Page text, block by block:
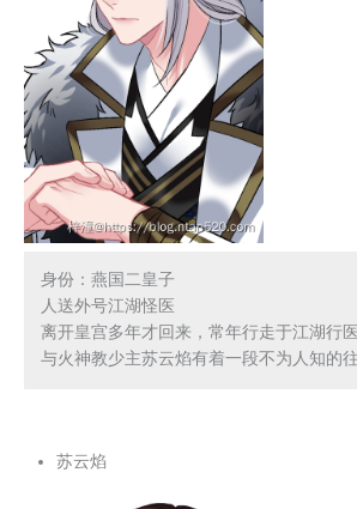
身份：燕国二皇子
人送外号江湖怪医
离开皇宫多年才回来，常年行走于江湖行医
与火神教少主苏云焰有着一段不为人知的往
苏云焰